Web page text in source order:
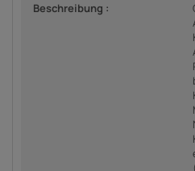
Beschreibung :